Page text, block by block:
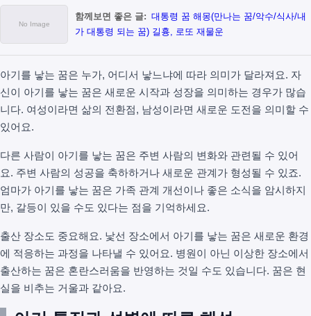
함께보면 좋은 글: 대통령 꿈 해몽(만나는 꿈/악수/식사/내
가 대통령 되는 꿈) 길흉, 로또 재물운
아기를 낳는 꿈은 누가, 어디서 낳느냐에 따라 의미가 달라져요. 자
신이 아기를 낳는 꿈은 새로운 시작과 성장을 의미하는 경우가 많습
니다. 여성이라면 삶의 전환점, 남성이라면 새로운 도전을 의미할 수
있어요.
다른 사람이 아기를 낳는 꿈은 주변 사람의 변화와 관련될 수 있어
요. 주변 사람의 성공을 축하하거나 새로운 관계가 형성될 수 있죠.
엄마가 아기를 낳는 꿈은 가족 관계 개선이나 좋은 소식을 암시하지
만, 갈등이 있을 수도 있다는 점을 기억하세요.
출산 장소도 중요해요. 낯선 장소에서 아기를 낳는 꿈은 새로운 환경
에 적응하는 과정을 나타낼 수 있어요. 병원이 아닌 이상한 장소에서
출산하는 꿈은 혼란스러움을 반영하는 것일 수도 있습니다. 꿈은 현
실을 비추는 거울과 같아요.